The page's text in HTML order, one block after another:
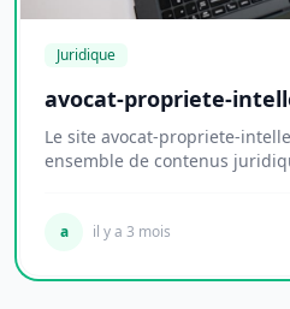
Juridique
avocat-propriete-
Le site avocat-propriete-
ensemble de contenus
a il y a 3 mois